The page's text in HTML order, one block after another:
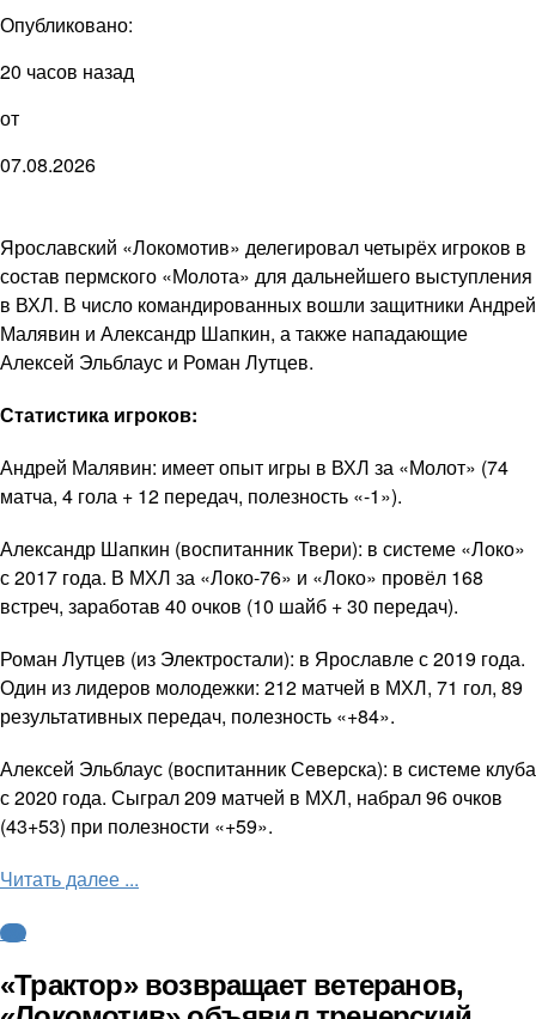
Опубликовано:
20 часов назад
от
07.08.2026
Ярославский «Локомотив» делегировал четырёх игроков в
состав пермского «Молота» для дальнейшего выступления
в ВХЛ. В число командированных вошли защитники Андрей
Малявин и Александр Шапкин, а также нападающие
Алексей Эльблаус и Роман Лутцев.
Статистика игроков:
Андрей Малявин: имеет опыт игры в ВХЛ за «Молот» (74
матча, 4 гола + 12 передач, полезность «-1»).
Александр Шапкин (воспитанник Твери): в системе «Локо»
с 2017 года. В МХЛ за «Локо-76» и «Локо» провёл 168
встреч, заработав 40 очков (10 шайб + 30 передач).
Роман Лутцев (из Электростали): в Ярославле с 2019 года.
Один из лидеров молодежки: 212 матчей в МХЛ, 71 гол, 89
результативных передач, полезность «+84».
Алексей Эльблаус (воспитанник Северска): в системе клуба
с 2020 года. Сыграл 209 матчей в МХЛ, набрал 96 очков
(43+53) при полезности «+59».
Читать далее ...
КХЛ
«Трактор» возвращает ветеранов,